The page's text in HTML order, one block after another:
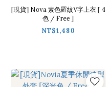
[現貨] Nova 素色羅紋V字上衣 [ 4
色 / Free ]
NT$1,480